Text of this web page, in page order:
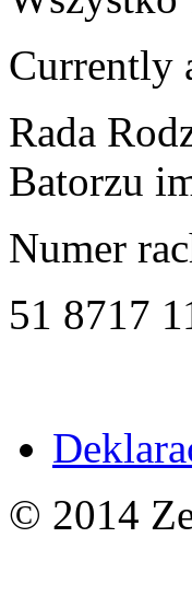
Currently
Rada
Batorzu
Numer
51 8717
© 2014